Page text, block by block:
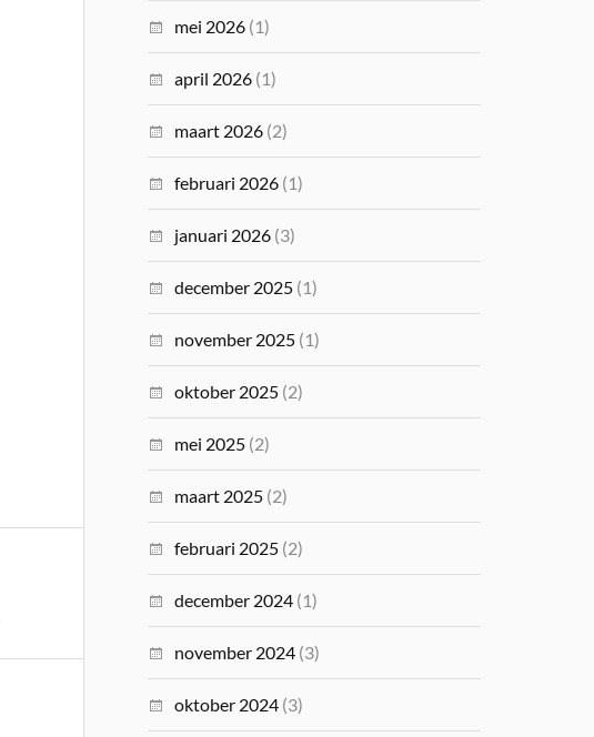
mei 2026 (1)
april 2026 (1)
maart 2026 (2)
februari 2026 (1)
januari 2026 (3)
december 2025 (1)
november 2025 (1)
oktober 2025 (2)
mei 2025 (2)
maart 2025 (2)
februari 2025 (2)
december 2024 (1)
november 2024 (3)
oktober 2024 (3)